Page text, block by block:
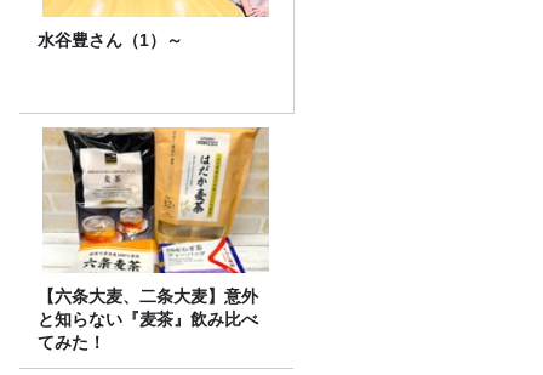
水谷豊さん（1）～
【六条大麦、二条大麦】意外
と知らない『麦茶』飲み比べ
てみた！